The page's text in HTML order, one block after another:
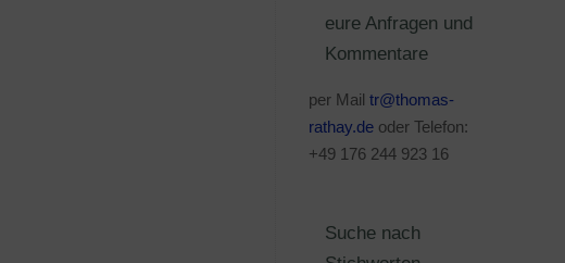
eure Anfragen und
Kommentare
per Mail tr@thomas-
rathay.de oder Telefon:
+49 176 244 923 16
Suche nach